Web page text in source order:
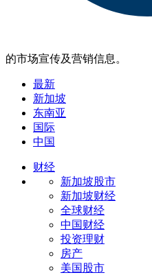
的市场宣传及营销信息。
最新
新加坡
东南亚
国际
中国
财经
新加坡股市
新加坡财经
全球财经
中国财经
投资理财
房产
美国股市